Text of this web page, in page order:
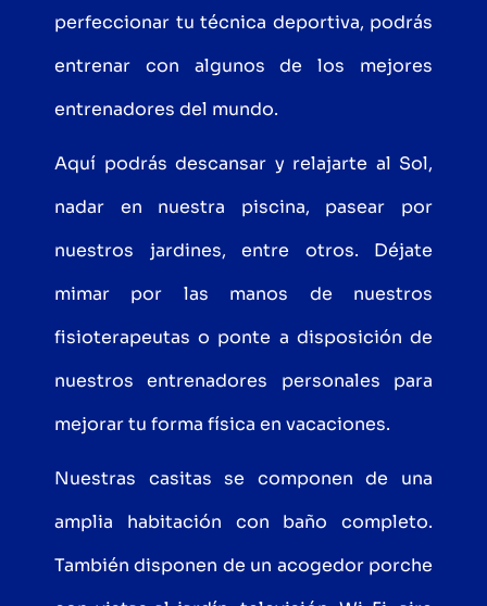
perfeccionar tu técnica deportiva, podrás
entrenar con algunos de los mejores
entrenadores del mundo.
Aquí podrás descansar y relajarte al Sol,
nadar en nuestra piscina, pasear por
nuestros jardines, entre otros. Déjate
mimar por las manos de nuestros
fisioterapeutas o ponte a disposición de
nuestros entrenadores personales para
mejorar tu forma física en vacaciones.
Nuestras casitas se componen de una
amplia habitación con baño completo.
También disponen de un acogedor porche